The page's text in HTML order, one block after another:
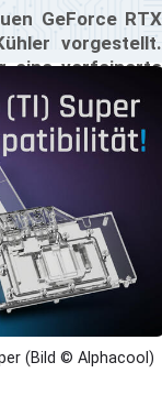
GeForce RTX
vorgestellt.
eine verfeinerte
vergrößert und
Diese
der
(Bild © Alphacool)